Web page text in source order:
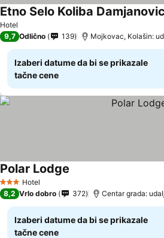
Hotel
Etno Selo Koliba
9,7 Odlično 139 Mojkovac, Kolašin:
Izaberi datume da bi se prikazale
tačne cene
3 Zvezdice
Hotel
Polar Lodge
8,2 Vrlo dobro 372 Centar grada:
Izaberi datume da bi se prikazale
tačne cene